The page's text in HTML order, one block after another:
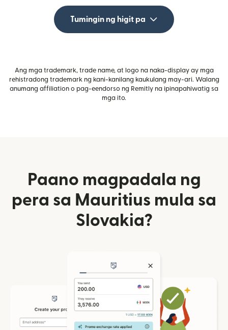
Tumingin ng higit pa
Ang mga trademark, trade name, at logo na naka-display ay mga
rehistradong trademark ng kani-kanilang kaukulang may-ari. Walang
anumang affiliation o pag-eendorso ng Remitly na ipinapahiwatig sa
mga ito.
Paano magpadala ng
pera sa Mauritius mula sa
Slovakia?